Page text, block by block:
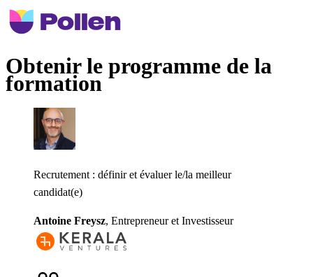
Obtenir le programme de la
formation
Recrutement : définir et évaluer le/la meilleur
candidat(e)
Antoine Freysz, Entrepreneur et Investisseur